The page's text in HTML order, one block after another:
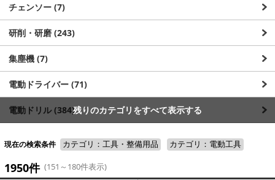
チェンソー (7)
研削・研磨 (243)
集塵機 (7)
電動ドライバー (71)
電動ドリル (384)
発電機 (3)
残りのカテゴリをすべて表示する
現在の検索条件 カテゴリ：工具・整備用品 カテゴリ：電動工具
1950件 (151～180件表示)